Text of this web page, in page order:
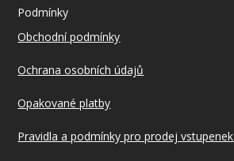
Podmínky
Obchodní podmínky
Ochrana osobních údajů
Opakované platby
Pravidla a podmínky pro prodej vstupenek